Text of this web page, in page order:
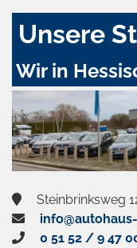
Unsere
Wir in
Steinbrinksweg
0 51 52 / 9 47